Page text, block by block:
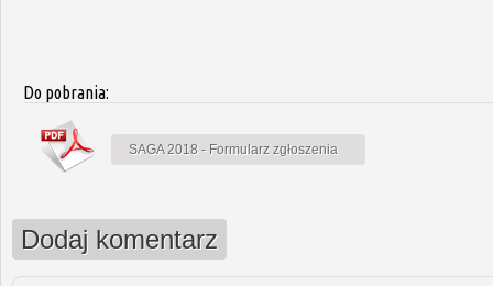
Do pobrania:
SAGA 2018 - Formularz zgłoszenia
Dodaj komentarz